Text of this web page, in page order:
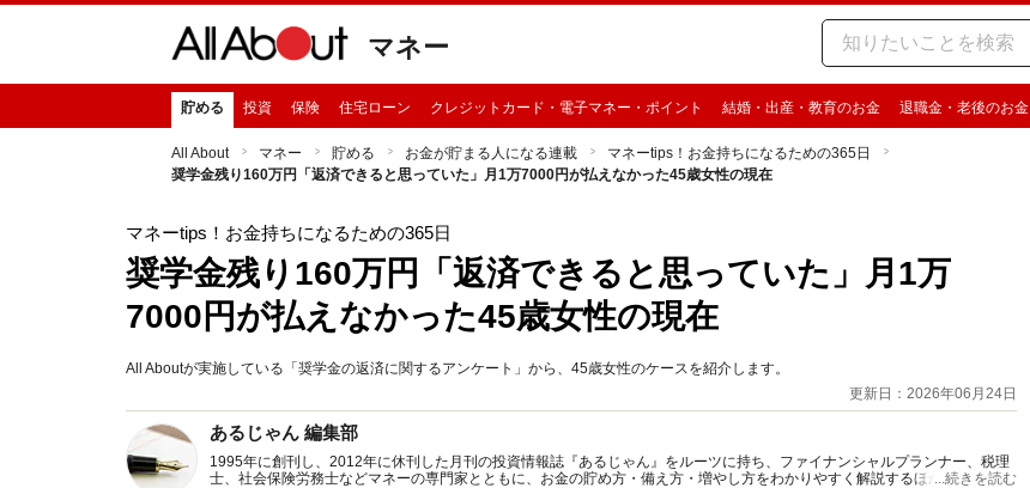
マネー
貯める 投資 保険 住宅ローン クレジットカード・電子マネー・ポイント 結婚・出産・教育のお金 退職金・老後のお金
All About マネー 貯める お金が貯まる人になる連載
マネーtips！お金持ちになるための365日
奨学金残り160万円「返済できると思っていた」月1万7000円が払えなかった45歳女性の現在
マネーtips！お金持ちになるための365日
奨学金残り160万円「返済できると思っていた」月1万
7000円が払えなかった45歳女性の現在
All Aboutが実施している「奨学金の返済に関するアンケート」から、45歳女性のケースを紹介します。
更新日：2026年06月24日
あるじゃん 編集部
1995年に創刊し、2012年に休刊した月刊の投資情報誌『あるじゃん』をルーツに持ち、ファイナンシャルプランナー、税理
士、社会保険労務士などマネーの専門家とともに、お金の貯め方・備え方・増やし方をわかりやすく解説するほか、マネー最
...続きを読む